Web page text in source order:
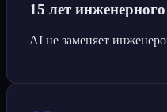
15 лет
AI не заменяет